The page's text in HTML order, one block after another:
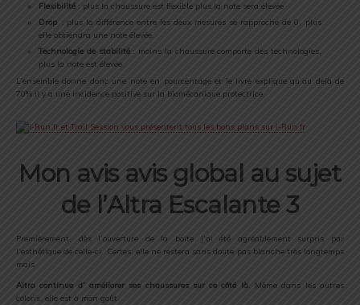
Flexibilité : plus la chaussure est flexible plus la note sera élevée
Drop : plus la différence entre les deux mesures se rapproche de 0, plus
elle obtiendra une note élevée.
Technologie de stabilité: moins la chaussure comporte des technologies,
plus la note est élevée.
L’ensemble donne donc une note en pourcentage et le livre explique qu’au delà de
70% il y a une incidence positive sur la biomécanique protectrice.
Mon avis avis global au sujet
de l’Altra Escalante 3
Premièrement, dès l’ouverture de la boite j’ai été agréablement surpris par
l’esthétique de celle-ci. Certes, elle ne restera sans doute pas blanche très longtemps
mais
Altra continue d’ améliorer ses chaussures sur ce côté là. Même dans les autres
coloris, elle est à mon goût.